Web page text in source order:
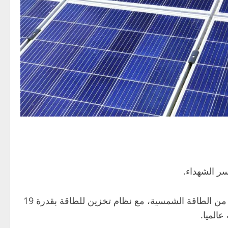
الشهداء.
ويتميز المشروع، الذي تبلغ قيمته أكثر من 22 مليار درهم (حوالي 5.99 مليار دولار)، بقدرة إنتاجية تصل إلى 5.2 غيغاواط من الطاقة الشمسية، مع نظام تخزين للطاقة بقدرة 19